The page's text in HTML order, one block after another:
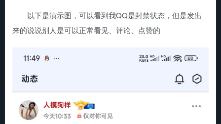
以下是演示图，可以看到我QQ是封禁状态，但是发出
来的说说别人是可以正常看见、评论、点赞的